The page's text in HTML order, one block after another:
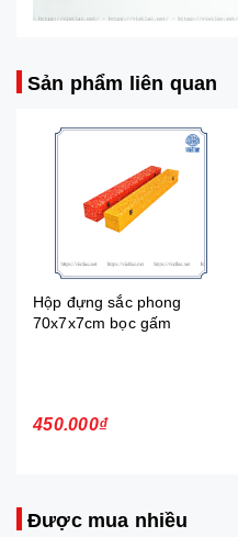
Sản phẩm liên quan
Hộp đựng sắc phong
70x7x7cm bọc gấm
450.000₫
Được mua nhiều